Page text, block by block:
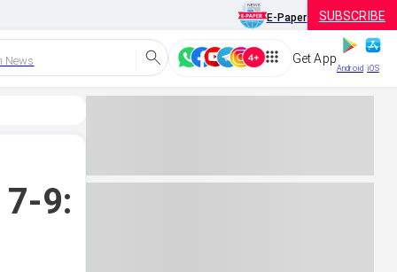
E-Paper SUBSCRIBE
News Get App
Android iOS
9: